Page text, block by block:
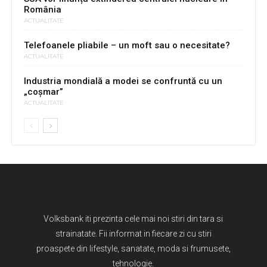
România
ACTUALITATE
Telefoanele pliabile – un moft sau o necesitate?
ACTUALITATE
Industria mondială a modei se confruntă cu un
„coșmar”
ACTUALITATE
Volksbank iti prezinta cele mai noi stiri din tara si
strainatate. Fii informat in fiecare zi cu stiri
proaspete din lifestyle, sanatate, moda si frumusete,
tehnologie.